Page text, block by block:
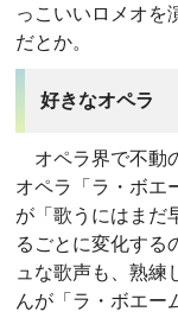
っこいいロメオを
だとか。
好きなオペラ
オペラ界で不動
オペラ「ラ・ボエ
が「歌うにはまだ
るごとに変化する
ュな歌声も、熟練
んが「ラ・ボエー